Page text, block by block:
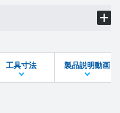
DXFファイル
工具寸法 製品説明動画